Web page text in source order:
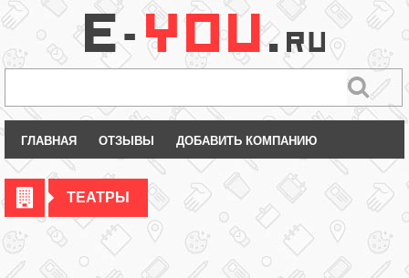
ГЛАВНАЯ ОТЗЫВЫ ДОБАВИТЬ КОМПАНИЮ
ТЕАТРЫ